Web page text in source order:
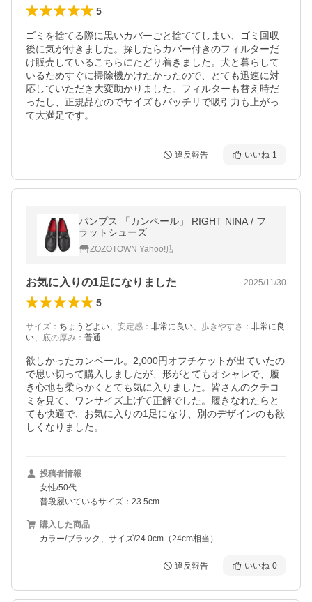
5
ゴミを捨てる際に黒いカバーごと捨ててしまい、ゴミ回収
後に気が付きました。探したらカバー付きのフィルターだ
け販売しているこちらにたどり着きました。犬と暮らして
いるためすぐに掃除機かけたかったので、とても迅速に対
応していただき大変助かりました。フィルターも替え時だ
ったし、正規品なのでサイズもバッチリで吸引力も上がっ
て大満足です。
違反報告 いいね 1
パンプス 「カンペール」 RIGHT NINA / フ
ラットシューズ
ZOZOTOWN Yahoo!店
お気に入りの1足になりました 2025/11/30
5
サイズ ： ちょうどよい、 安定感 ： 非常に良い、 歩きやすさ ： 非常に良
い、 底の厚み ： 普通
欲しかったカンペール。2,000円オフチケットが出ていたの
で思い切って購入しましたが、形がとてもオシャレで、履
き心地も柔らかくとても気に入りました。皆さんのクチコ
ミを見て、ワンサイズ上げて正解でした。履きなれたらと
ても快適で、お気に入りの1足になり、別のデザインのも欲
しくなりました。
投稿者情報
女性/50代
普段履いているサイズ：23.5cm
購入した商品
カラー/ブラック、サイズ/24.0cm（24cm相当）
違反報告 いいね 0